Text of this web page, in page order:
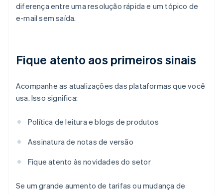
diferença entre uma resolução rápida e um tópico de
e-mail sem saída.
Fique atento aos primeiros sinais
Acompanhe as atualizações das plataformas que você
usa. Isso significa:
Política de leitura e blogs de produtos
Assinatura de notas de versão
Fique atento às novidades do setor
Se um grande aumento de tarifas ou mudança de